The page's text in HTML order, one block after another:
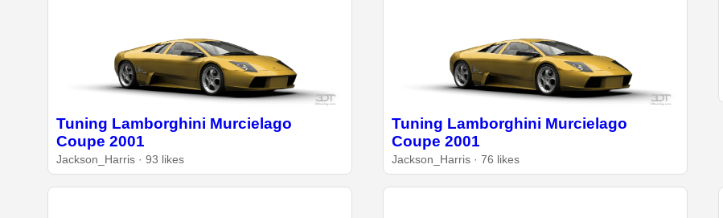
Tuning Lamborghini Murcielago
Coupe 2001
Jackson_Harris · 93 likes
Tuning Lamborghini Murcielago
Coupe 2001
Jackson_Harris · 76 likes